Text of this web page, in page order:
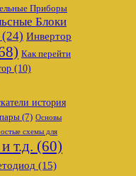
Приборы
Блоки
(24) Инвертор
Как перейти
(10)
история
(7) Основы
схемы для
т.д. (60)
(15)